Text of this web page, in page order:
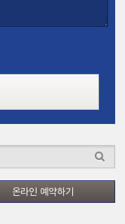
온라인 예약하기